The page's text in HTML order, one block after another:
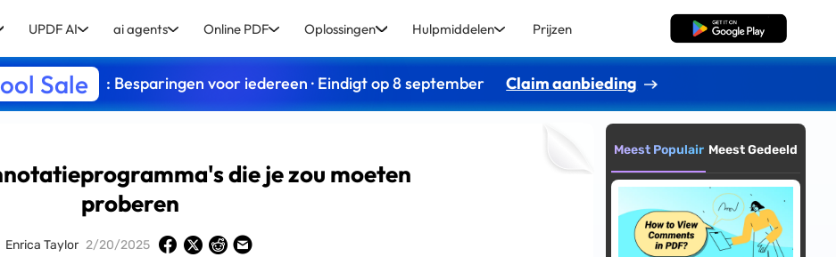
UPDF AI ai agents Online PDF Oplossingen Hulpmiddelen Prijzen Gratis Download
Sale : Besparingen voor iedereen · Eindigt op 8 september Claim aanbieding
die je zou moeten
proberen
Enrica Taylor 2/20/2025
Meest Populair Meest Gedeeld